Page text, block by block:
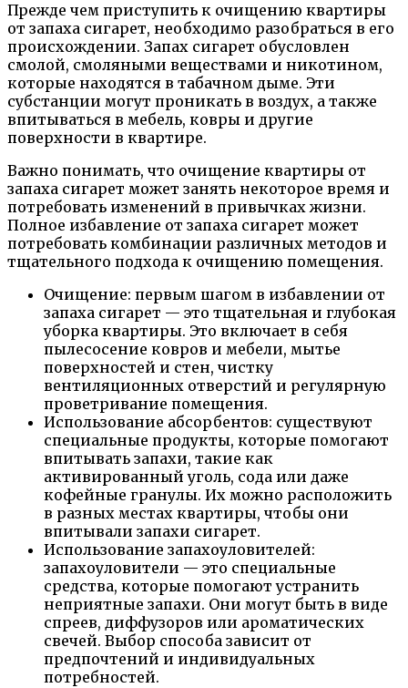
Прежде чем приступить к очищению квартиры
от запаха сигарет, необходимо разобраться в его
происхождении. Запах сигарет обусловлен
смолой, смоляными веществами и никотином,
которые находятся в табачном дыме. Эти
субстанции могут проникать в воздух, а также
впитываться в мебель, ковры и другие
поверхности в квартире.
Важно понимать, что очищение квартиры от
запаха сигарет может занять некоторое время и
потребовать изменений в привычках жизни.
Полное избавление от запаха сигарет может
потребовать комбинации различных методов и
тщательного подхода к очищению помещения.
Очищение: первым шагом в избавлении от
запаха сигарет — это тщательная и глубокая
уборка квартиры. Это включает в себя
пылесосение ковров и мебели, мытье
поверхностей и стен, чистку
вентиляционных отверстий и регулярную
проветривание помещения.
Использование абсорбентов: существуют
специальные продукты, которые помогают
впитывать запахи, такие как
активированный уголь, сода или даже
кофейные гранулы. Их можно расположить
в разных местах квартиры, чтобы они
впитывали запахи сигарет.
Использование запахоуловителей:
запахоуловители — это специальные
средства, которые помогают устранить
неприятные запахи. Они могут быть в виде
спреев, диффузоров или ароматических
свечей. Выбор способа зависит от
предпочтений и индивидуальных
потребностей.